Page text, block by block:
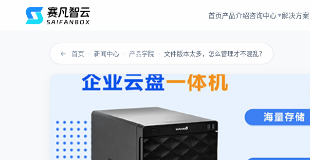
首页产品介绍咨询中心 ▼解决方案
← 首页 › 新闻中心 › 产品学院 › 文件版本太多，怎么管理才不混乱？